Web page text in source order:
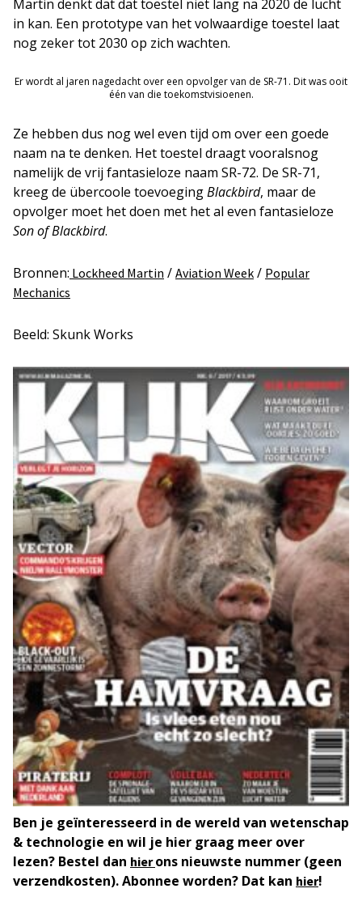
Martin denkt dat dat toestel niet lang na 2020 de lucht
in kan. Een prototype van het volwaardige toestel laat
nog zeker tot 2030 op zich wachten.
Er wordt al jaren nagedacht over een opvolger van de SR-71. Dit was ooit
één van die toekomstvisioenen.
Ze hebben dus nog wel even tijd om over een goede
naam na te denken. Het toestel draagt vooralsnog
namelijk de vrij fantasieloze naam SR-72. De SR-71,
kreeg de übercoole toevoegingBlackbird, maar de
opvolger moet het doen met het al even fantasieloze
Son of Blackbird.
Bronnen: Lockheed Martin / Aviation Week / Popular
Mechanics
Beeld: Skunk Works
Ben je geïnteresseerd in de wereld van wetenschap
& technologie en wil je hier graag meer over
lezen? Bestel dan hierons nieuwste nummer (geen
verzendkosten). Abonnee worden? Dat kan hier!